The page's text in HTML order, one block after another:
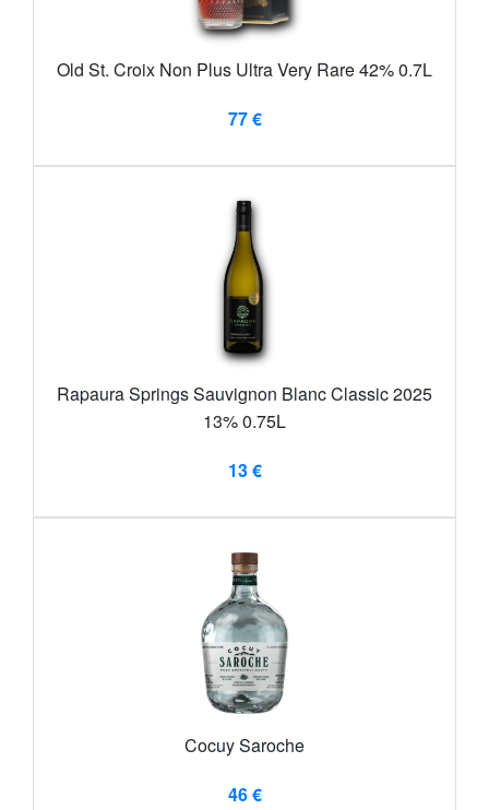
Old St. Croix Non Plus Ultra Very Rare 42% 0.7L
77 €
Rapaura Springs Sauvignon Blanc Classic 2025
13% 0.75L
13 €
Cocuy Saroche
46 €